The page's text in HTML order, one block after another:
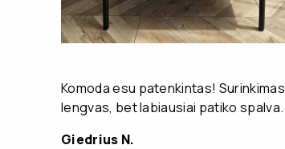
Komoda esu patenkintas! Surinkimas
lengvas, bet labiausiai patiko spalva.
Giedrius N.